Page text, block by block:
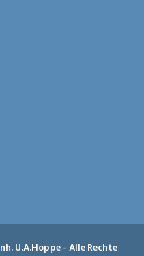
U.A.Hoppe - Alle Rechte